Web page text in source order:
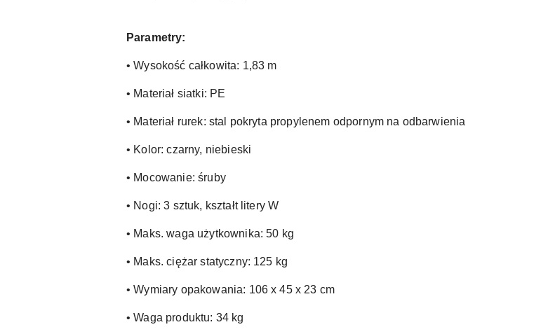
Parametry:
• Wysokość całkowita: 1,83 m
• Materiał siatki: PE
• Materiał rurek: stal pokryta propylenem odpornym na odbarwienia
• Kolor: czarny, niebieski
• Mocowanie: śruby
• Nogi: 3 sztuk, kształt litery W
• Maks. waga użytkownika: 50 kg
• Maks. ciężar statyczny: 125 kg
• Wymiary opakowania: 106 x 45 x 23 cm
• Waga produktu: 34 kg